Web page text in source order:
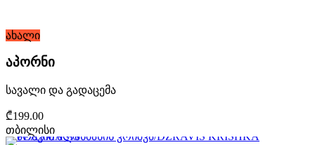
ახალი
აპორნი
სავალი და გადაცემა
₾199.00
თბილისი